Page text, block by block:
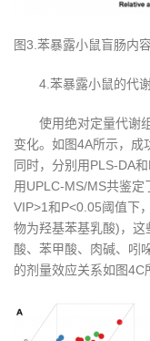
图3.苯暴露小鼠盲肠内
4.苯暴露小鼠的代
使用绝对定量代谢
变化。如图4A所示，成
同时，分别用PLS-DA
用UPLC-MS/MS共鉴
VIP>1和P<0.05阈值下
物为羟基苯基乳酸)，
酸、苯甲酸、肉碱、吲
的剂量效应关系如图4C